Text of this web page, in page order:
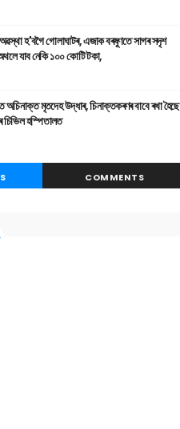
অৱস্থা হ'বগৈ গোলাঘাটৰ, এজাক বৰষুণতে সাগৰ সদৃশ
যাব নেকি ১০০ কোটি টকা,
অচিনাক্ত মৃতদেহ উদ্ধাৰ, চিনাক্তকৰণৰ বাবে ৰখা হৈছে
চিভিল হস্পিতালত
COMMENTS